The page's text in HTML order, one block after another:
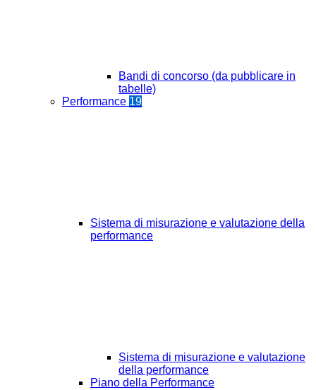
Bandi di concorso (da pubblicare in
tabelle)
Performance 19
Sistema di misurazione e valutazione della
performance
Sistema di misurazione e valutazione
della performance
Piano della Performance